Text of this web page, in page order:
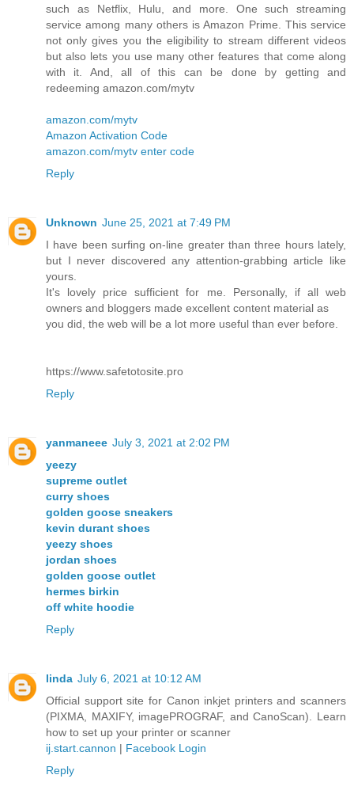
such as Netflix, Hulu, and more. One such streaming
service among many others is Amazon Prime. This service
not only gives you the eligibility to stream different videos
but also lets you use many other features that come along
with it. And, all of this can be done by getting and
redeeming amazon.com/mytv
amazon.com/mytv
Amazon Activation Code
amazon.com/mytv enter code
Reply
Unknown June 25, 2021 at 7:49 PM
I have been surfing on-line greater than three hours lately,
but I never discovered any attention-grabbing article like
yours.
It's lovely price sufficient for me. Personally, if all web
owners and bloggers made excellent content material as
you did, the web will be a lot more useful than ever before.
https://www.safetotosite.pro
Reply
yanmaneee July 3, 2021 at 2:02 PM
yeezy
supreme outlet
curry shoes
golden goose sneakers
kevin durant shoes
yeezy shoes
jordan shoes
golden goose outlet
hermes birkin
off white hoodie
Reply
linda July 6, 2021 at 10:12 AM
Official support site for Canon inkjet printers and scanners
(PIXMA, MAXIFY, imagePROGRAF, and CanoScan). Learn
how to set up your printer or scanner
ij.start.cannon | Facebook Login
Reply